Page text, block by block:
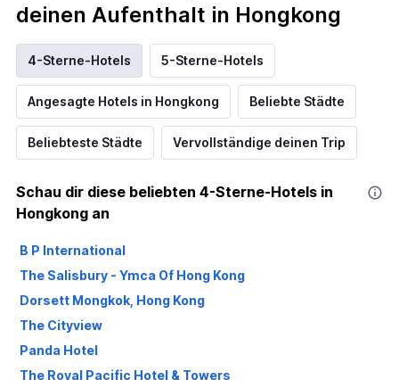
deinen Aufenthalt in Hongkong
4-Sterne-Hotels 5-Sterne-Hotels
Angesagte Hotels in Hongkong Beliebte Städte
Beliebteste Städte Vervollständige deinen Trip
Schau dir diese beliebten 4-Sterne-Hotels in
Hongkong an
B P International
The Salisbury - Ymca Of Hong Kong
Dorsett Mongkok, Hong Kong
The Cityview
Panda Hotel
The Royal Pacific Hotel & Towers